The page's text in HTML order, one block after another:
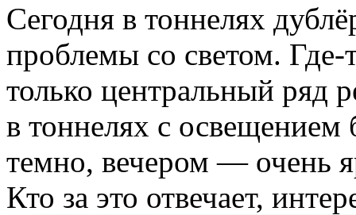
Сегодня в тоннелях
проблемы со светом.
только центральный ряд
в тоннелях с
темно, вечером — очень
Кто за это отвечает,